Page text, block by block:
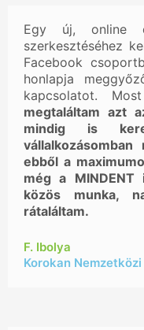
Egy új, online
szerkesztéséhez
Facebook
honlapja
kapcsolatot.
megtaláltam azt
mindig is
ebből a
még a
közös munka,
rátaláltam.
F. Ibolya
Korokan